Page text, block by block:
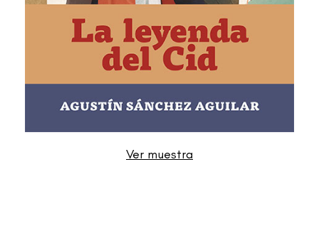
Ver muestra